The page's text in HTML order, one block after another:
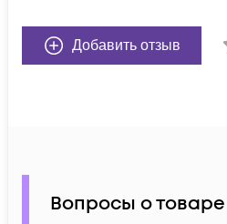
Добавить отзыв
Вопросы о товаре